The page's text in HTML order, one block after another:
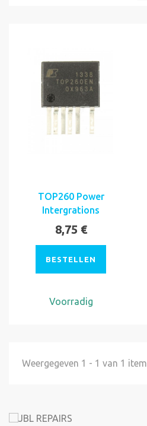
TOP260 Power
Intergrations
8,75 €
BESTELLEN
Voorradig
Weergegeven 1 - 1 van 1 item